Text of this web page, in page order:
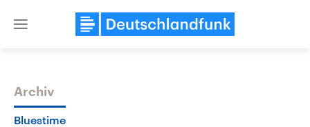
Close
Themen
Archiv
Bluestime